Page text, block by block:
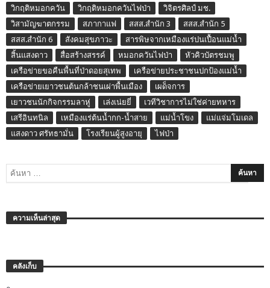
วิกฤติหมอกควัน
วิกฤติหมอกควันไฟป่า
วิจิตรศิลป์ มช.
วิสามัญฆาตกรรม
สภากาแฟ สสส.สำนัก 3
สสส.สำนัก 5
สสส.สำนัก 6
สังคมสุขภาวะ
สารพิษจากเหมืองแร่ปนเปื้อนแม่น้ำ
สิ้นแสงดาว
สื่อสร้างสรรค์ หมอกควันไฟป่า
หัวคิวบัตรชมพู
เครือข่ายขอคืนพื้นที่ป่าดอยสุเทพ
เครือข่ายประชาชนปกป้องแม่น้ำ
เครือข่ายเยาวชนต้นกล้าชนเผ่าพื้นเมือง
เผด็จการ
เยาวชนนักกิจกรรมลาหู่
เล่งเน่ยยี่
เวทีวิชาการไม่ใช่ค่ายทหาร
เสรีอินทนิล
เหมืองแร่ต้นน้ำกก-น้ำสาย แม่น้ำโขง
แม่แจ่มโมเดล
แสงดาว ศรัทธามั่น
โรงเรียนผู้สูงอายุ ไฟป่า
ความเห็นล่าสุด
คลังเก็บ